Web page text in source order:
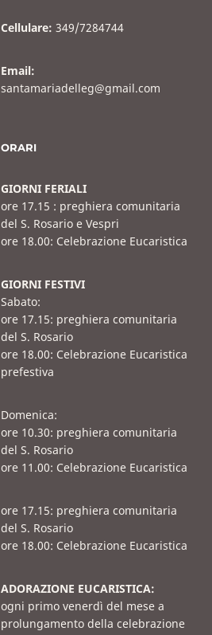
Cellulare: 349/7284744
Email:
santamariadelleg@gmail.com
ORARI
GIORNI FERIALI
ore 17.15 : preghiera comunitaria
del S. Rosario e Vespri
ore 18.00: Celebrazione Eucaristica
GIORNI FESTIVI
Sabato:
ore 17.15: preghiera comunitaria
del S. Rosario
ore 18.00: Celebrazione Eucaristica
prefestiva
Domenica:
ore 10.30: preghiera comunitaria
del S. Rosario
ore 11.00: Celebrazione Eucaristica
ore 17.15: preghiera comunitaria
del S. Rosario
ore 18.00: Celebrazione Eucaristica
ADORAZIONE EUCARISTICA:
ogni primo venerdì del mese a
prolungamento della celebrazione